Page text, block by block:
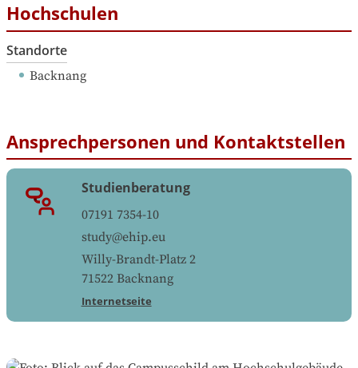
Hochschulen
Standorte
Backnang
Ansprechpersonen und Kontaktstellen
Studienberatung
07191 7354-10
study@ehip.eu
Willy-Brandt-Platz 2
71522 Backnang
Internetseite